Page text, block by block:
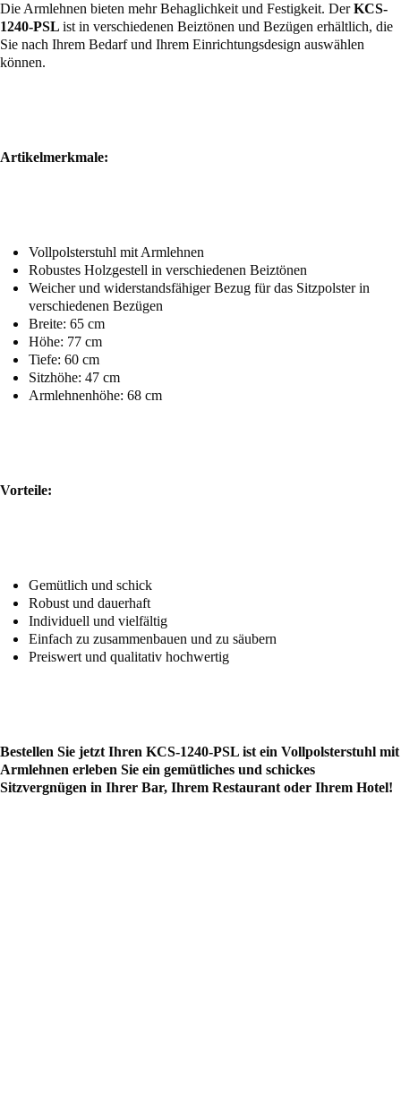
Die Armlehnen bieten mehr Behaglichkeit und Festigkeit. DerKCS-
1240-PSL ist in verschiedenen Beiztönen und Bezügen erhältlich, die
Sie nach Ihrem Bedarf und Ihrem Einrichtungsdesign auswählen
können.
Artikelmerkmale:
Vollpolsterstuhl mit Armlehnen
Robustes Holzgestell in verschiedenen Beiztönen
Weicher und widerstandsfähiger Bezug für das Sitzpolster in
verschiedenen Bezügen
Breite: 65 cm
Höhe: 77 cm
Tiefe: 60 cm
Sitzhöhe: 47 cm
Armlehnenhöhe: 68 cm
Vorteile:
Gemütlich und schick
Robust und dauerhaft
Individuell und vielfältig
Einfach zu zusammenbauen und zu säubern
Preiswert und qualitativ hochwertig
Bestellen Sie jetzt Ihren KCS-1240-PSL ist ein Vollpolsterstuhl mit
Armlehnen erleben Sie ein gemütliches und schickes
Sitzvergnügen in Ihrer Bar, Ihrem Restaurant oder Ihrem Hotel!